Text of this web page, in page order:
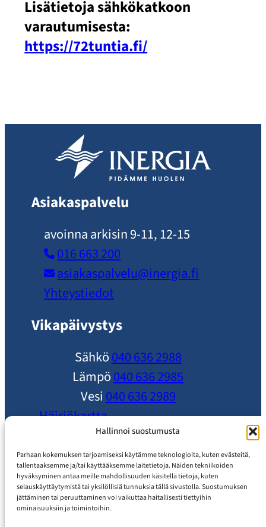
Hallinnoi suostumusta
Parhaan kokemuksen tarjoamiseksi käytämme teknologioita, kuten evästeitä,
tallentaaksemme ja/tai käyttääksemme laitetietoja. Näiden tekniikoiden
hyväksyminen antaa meille mahdollisuuden käsitellä tietoja, kuten
selauskäyttäytymistä tai yksilöllisiä tunnuksia tällä sivustolla. Suostumuksen
jättäminen tai peruuttaminen voi vaikuttaa haitallisesti tiettyihin
ominaisuuksiin ja toimintoihin.
Lisätietoja sähkökatkoon
varautumisesta:
https://72tuntia.fi/
Asiakaspalvelu
avoinna arkisin 9-11, 12-15
016 663 200
asiakaspalvelu​@inergia.fi
Yhteystiedot
Vikapäivystys
Sähkö040 636 2988
Lämpö040 636 2985
Vesi 040 636 2989
Häiriökartta
Ole yhteydessä
Ajankohtaista
Usein Kysytyt Kysymykset
Asiakaspalvelu